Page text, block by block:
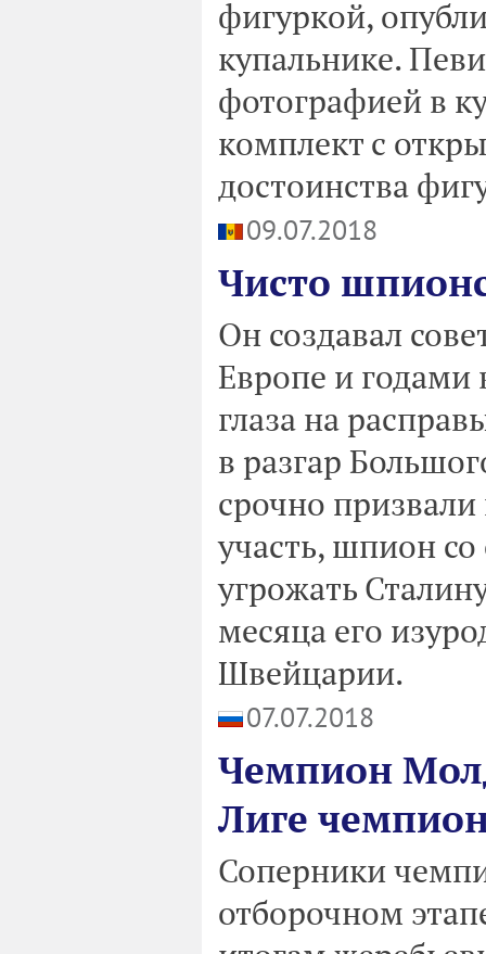
фигуркой,
купальнике.
фотографией в
комплект с
достоинства
09.07.2018
Чисто
Он создавал
Европе и
глаза на
в разгар
срочно
участь, шпион
угрожать
месяца его
Швейцарии.
07.07.2018
Чемпион
Лиге
Соперники
отборочном